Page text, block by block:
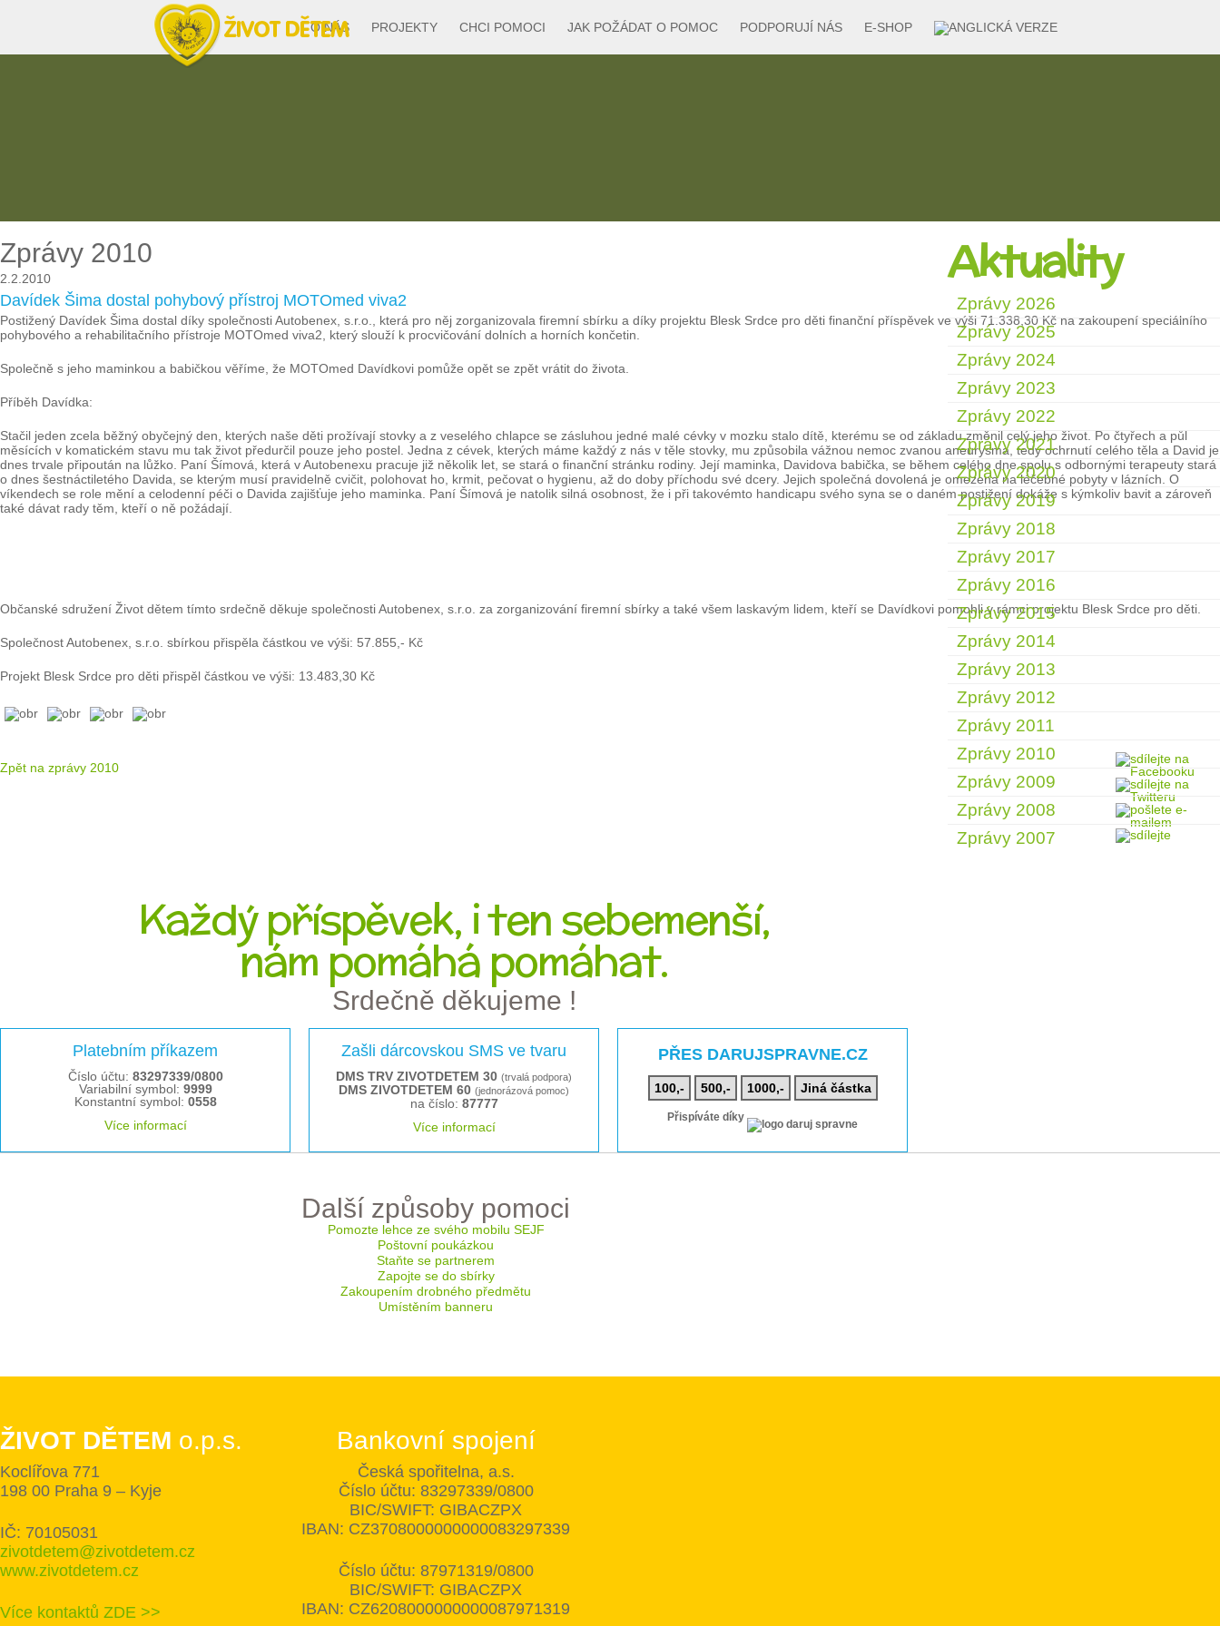
E-SHOP
PODPORUJÍ NÁS
JAK POŽÁDAT O POMOC
CHCI POMOCI
PROJEKTY
O NÁS
Zprávy 2010
2.2.2010
Davídek Šima dostal pohybový přístroj MOTOmed viva2
Postižený Davídek Šima dostal díky společnosti Autobenex, s.r.o., která pro něj zorganizovala firemní sbírku a díky projektu Blesk Srdce pro děti finanční příspěvek ve výši 71.338,30 Kč na zakoupení speciálního
pohybového a rehabilitačního přístroje MOTOmed viva2, který slouží k procvičování dolních a horních končetin.
Společně s jeho maminkou a babičkou věříme, že MOTOmed Davídkovi pomůže opět se zpět vrátit do života.
Příběh Davídka:
Stačil jeden zcela běžný obyčejný den, kterých naše děti prožívají stovky a z veselého chlapce se zásluhou jedné malé cévky v mozku stalo dítě, kterému se od základu změnil celý jeho život. Po čtyřech a půl
měsících v komatickém stavu mu tak život předurčil pouze jeho postel. Jedna z cévek, kterých máme každý z nás v těle stovky, mu způsobila vážnou nemoc zvanou aneurysma, tedy ochrnutí celého těla a David je
dnes trvale připoután na lůžko. Paní Šímová, která v Autobenexu pracuje již několik let, se stará o finanční stránku rodiny. Její maminka, Davidova babička, se během celého dne spolu s odbornými terapeuty stará
o dnes šestnáctiletého Davida, se kterým musí pravidelně cvičit, polohovat ho, krmit, pečovat o hygienu, až do doby příchodu své dcery. Jejich společná dovolená je omezena na léčebné pobyty v lázních. O
víkendech se role mění a celodenní péči o Davida zajišťuje jeho maminka. Paní Šímová je natolik silná osobnost, že i při takovémto handicapu svého syna se o daném postižení dokáže s kýmkoliv bavit a zároveň
také dávat rady těm, kteří o ně požádají.
Občanské sdružení Život dětem tímto srdečně děkuje společnosti Autobenex, s.r.o. za zorganizování firemní sbírky a také všem laskavým lidem, kteří se Davídkovi pomohli v rámci projektu Blesk Srdce pro děti.
Společnost Autobenex, s.r.o. sbírkou přispěla částkou ve výši: 57.855,- Kč
Projekt Blesk Srdce pro děti přispěl částkou ve výši: 13.483,30 Kč
Zpět na zprávy 2010
Aktuality
Zprávy 2026
Zprávy 2025
Zprávy 2024
Zprávy 2023
Zprávy 2022
Zprávy 2021
Zprávy 2020
Zprávy 2019
Zprávy 2018
Zprávy 2017
Zprávy 2016
Zprávy 2015
Zprávy 2014
Zprávy 2013
Zprávy 2012
Zprávy 2011
Zprávy 2010
Zprávy 2009
Zprávy 2008
Zprávy 2007
Každý příspěvek, i ten sebemenší,
nám pomáhá pomáhat.
Srdečně děkujeme !
Platebním příkazem
Číslo účtu: 83297339/0800
Variabilní symbol: 9999
Konstantní symbol: 0558
Více informací
Zašli dárcovskou SMS ve tvaru
DMS TRV ZIVOTDETEM 30 (trvalá podpora)
DMS ZIVOTDETEM 60 (jednorázová pomoc)
na číslo: 87777
Více informací
PŘES DARUJSPRAVNE.CZ
100,- 500,- 1000,- Jiná částka
Přispíváte díky
Další způsoby pomoci
Pomozte lehce ze svého mobilu SEJF
Poštovní poukázkou
Staňte se partnerem
Zapojte se do sbírky
Zakoupením drobného předmětu
Umístěním banneru
ŽIVOT DĚTEM o.p.s.
Koclířova 771
198 00 Praha 9 – Kyje
IČ: 70105031
zivotdetem@zivotdetem.cz
www.zivotdetem.cz
Více kontaktů ZDE >>
Bankovní spojení
Česká spořitelna, a.s.
Číslo účtu: 83297339/0800
BIC/SWIFT: GIBACZPX
IBAN: CZ3708000000000083297339
Číslo účtu: 87971319/0800
BIC/SWIFT: GIBACZPX
IBAN: CZ6208000000000087971319